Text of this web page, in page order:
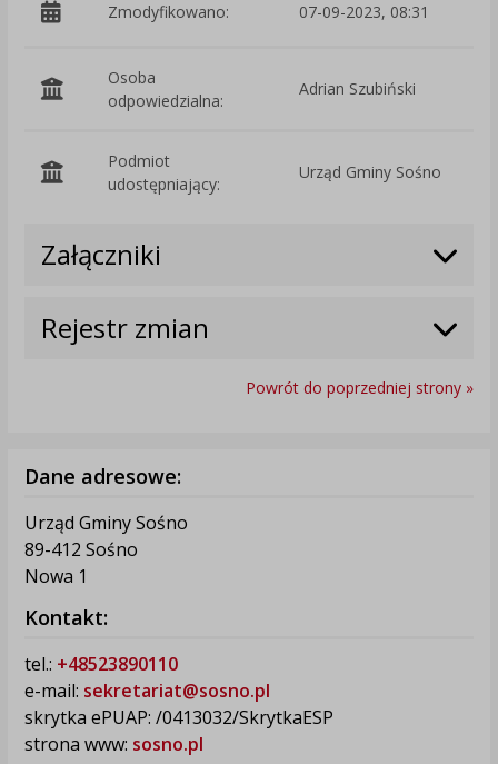
Zmodyfikowano: 07-09-2023, 08:31
Osoba
odpowiedzialna:
Adrian Szubiński
Podmiot
udostępniający:
Urząd Gminy Sośno
Załączniki
Rejestr zmian
Powrót do poprzedniej strony »
Dane adresowe:
Urząd Gminy Sośno
89-412 Sośno
Nowa 1
Kontakt:
tel.: +48523890110
e-mail: sekretariat@sosno.pl
skrytka ePUAP: /0413032/SkrytkaESP
strona www: sosno.pl